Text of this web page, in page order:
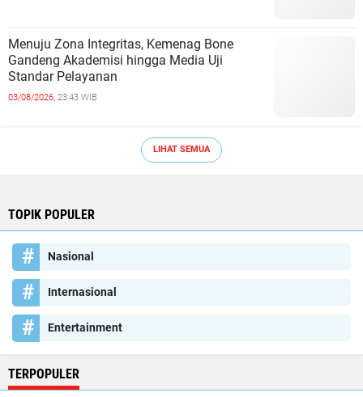
Menuju Zona Integritas, Kemenag Bone
Gandeng Akademisi hingga Media Uji
Standar Pelayanan
03/08/2026, 23:43 WIB
LIHAT SEMUA
TOPIK POPULER
Nasional
Internasional
Entertainment
TERPOPULER